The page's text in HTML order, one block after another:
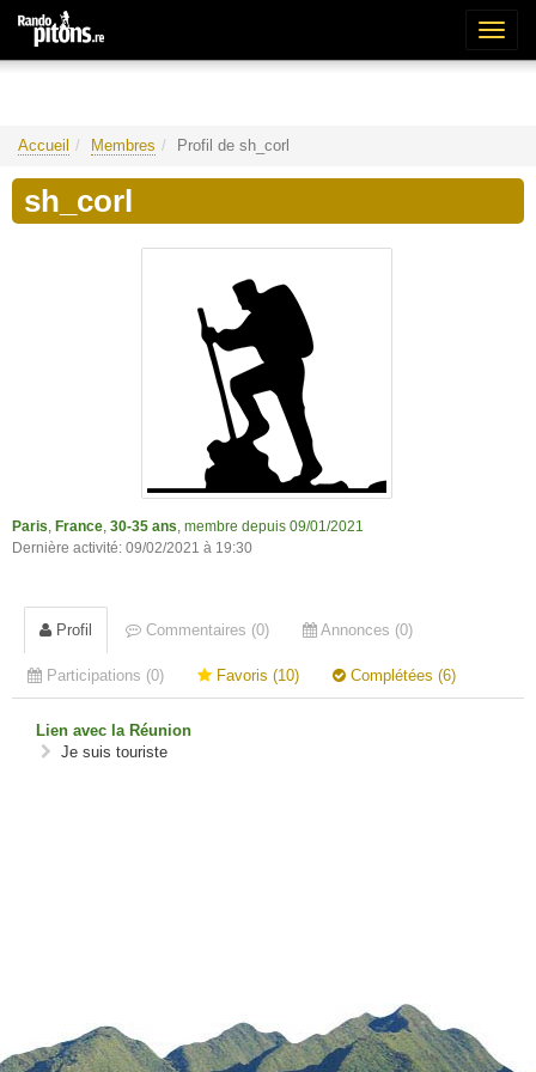
Accueil Membres Profil de sh_corl
sh_corl
Paris France 30-35 ans , membre depuis 09/01/2021
Dernière activité: 09/02/2021 à 19:30
Profil Commentaires (0) Annonces (0)
Participations (0) Favoris (10) Complétées (6)
Lien avec la Réunion
Je suis touriste